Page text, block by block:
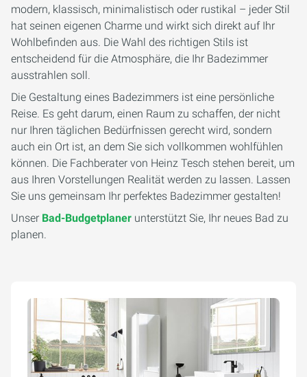
modern, klassisch, minimalistisch oder rustikal – jeder Stil
hat seinen eigenen Charme und wirkt sich direkt auf Ihr
Wohlbefinden aus. Die Wahl des richtigen Stils ist
entscheidend für die Atmosphäre, die Ihr Badezimmer
ausstrahlen soll.
Die Gestaltung eines Badezimmers ist eine persönliche
Reise. Es geht darum, einen Raum zu schaffen, der nicht
nur Ihren täglichen Bedürfnissen gerecht wird, sondern
auch ein Ort ist, an dem Sie sich vollkommen wohlfühlen
können. Die Fachberater von Heinz Tesch stehen bereit, um
aus Ihren Vorstellungen Realität werden zu lassen. Lassen
Sie uns gemeinsam Ihr perfektes Badezimmer gestalten!
Unser Bad-Budgetplaner unterstützt Sie, Ihr neues Bad zu
planen.